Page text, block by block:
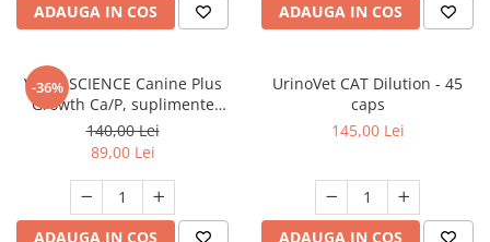
ADAUGA IN COS ADAUGA IN COS
-36%
VETRI SCIENCE Canine Plus
Growth Ca/P, suplimente
creștere și vitalitate câini, 45
Tablete masticabile
140,00 Lei
89,00 Lei
ADAUGA IN COS
UrinoVet CAT Dilution - 45
caps
145,00 Lei
ADAUGA IN COS